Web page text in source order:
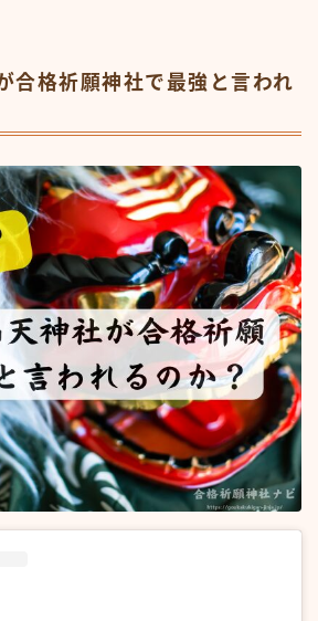
合格祈願神社で最強と言われ